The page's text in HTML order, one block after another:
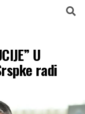
U
radi